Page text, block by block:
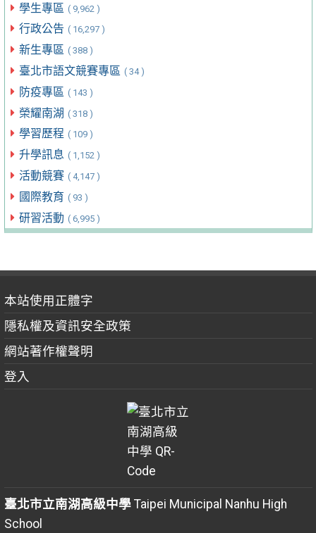
學生專區 ( 9,962 )
行政公告 ( 16,297 )
新生專區 ( 388 )
臺北市語文競賽專區 ( 34 )
防疫專區 ( 143 )
榮耀南湖 ( 318 )
學習歷程 ( 109 )
升學訊息 ( 1,152 )
活動競賽 ( 4,147 )
國際教育 ( 93 )
研習活動 ( 6,995 )
本站使用正體字
隱私權及資訊安全政策
網站著作權聲明
登入
臺北市立南湖高級中學Taipei Municipal Nanhu High
School